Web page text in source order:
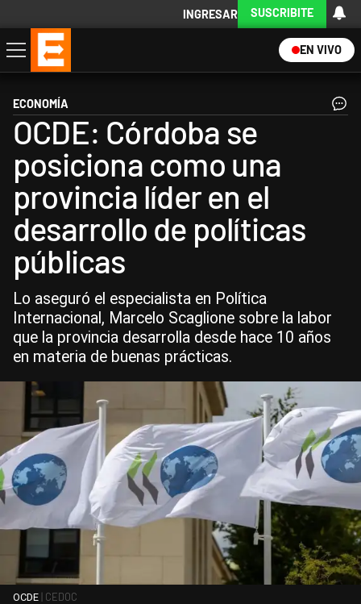
INGRESAR SUSCRIBITE
EN VIVO
Economía
Política
Internacional
Actualidad
Descargá la App
ECONOMÍA
OCDE: Córdoba se
posiciona como una
provincia líder en el
desarrollo de políticas
públicas
Lo aseguró el especialista en Política
Internacional, Marcelo Scaglione sobre la labor
que la provincia desarrolla desde hace 10 años
en materia de buenas prácticas.
OCDE | CEDOC